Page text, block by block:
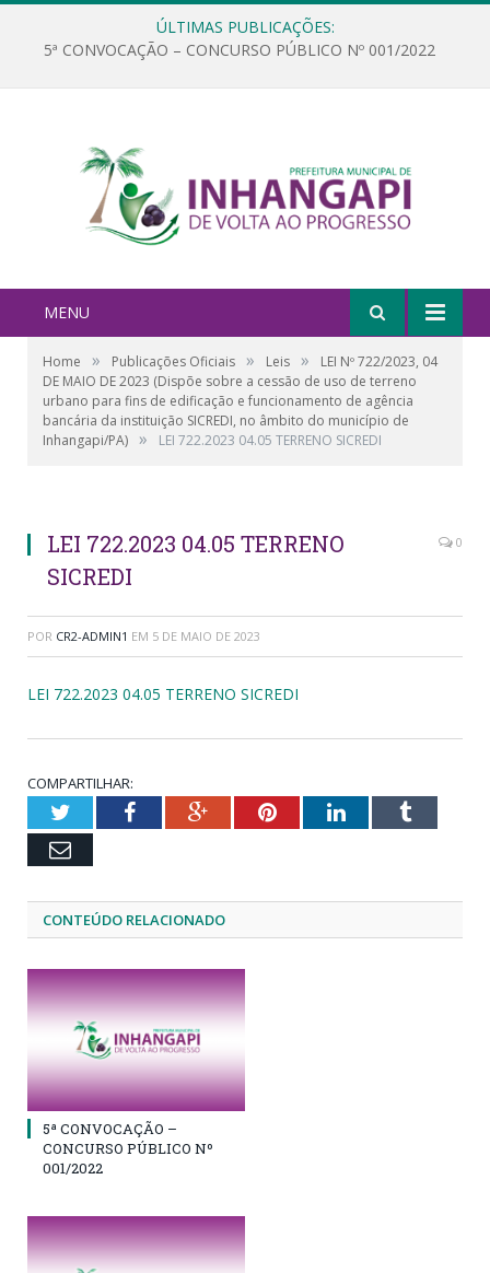
ÚLTIMAS PUBLICAÇÕES:
5ª CONVOCAÇÃO – CONCURSO PÚBLICO Nº 001/2022
MENU
Home » Publicações Oficiais » Leis »
LEI Nº 722/2023, 04
DE MAIO DE 2023 (Dispõe sobre a cessão de uso de terreno
urbano para fins de edificação e funcionamento de agência
bancária da instituição SICREDI, no âmbito do município de
Inhangapi/PA) » LEI 722.2023 04.05 TERRENO SICREDI
LEI 722.2023 04.05 TERRENO
SICREDI
0
POR CR2-ADMIN1 EM 5 DE MAIO DE 2023
LEI 722.2023 04.05 TERRENO SICREDI
COMPARTILHAR:
TwitterFacebookGoogle+PinterestLinkedInTumblr
Email
CONTEÚDO RELACIONADO
5ª CONVOCAÇÃO –
CONCURSO PÚBLICO Nº
001/2022